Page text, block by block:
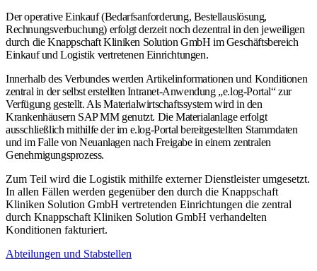
Der operative Einkauf (Bedarfsanforderung, Bestellauslösung,
Rechnungsverbuchung) erfolgt derzeit noch dezentral in den jeweiligen
durch die Knappschaft Kliniken Solution GmbH im Geschäftsbereich
Einkauf und Logistik vertretenen Einrichtungen.
Innerhalb des Verbundes werden Artikelinformationen und Konditionen
zentral in der selbst erstellten Intranet-Anwendung „e.log-Portal“ zur
Verfügung gestellt. Als Materialwirtschaftssystem wird in den
Krankenhäusern SAP MM genutzt. Die Materialanlage erfolgt
ausschließlich mithilfe der im e.log-Portal bereitgestellten Stammdaten
und im Falle von Neuanlagen nach Freigabe in einem zentralen
Genehmigungsprozess.
Zum Teil wird die Logistik mithilfe externer Dienstleister umgesetzt.
In allen Fällen werden gegenüber den durch die Knappschaft
Kliniken Solution GmbH vertretenden Einrichtungen die zentral
durch Knappschaft Kliniken Solution GmbH verhandelten
Konditionen fakturiert.
Abteilungen und Stabstellen